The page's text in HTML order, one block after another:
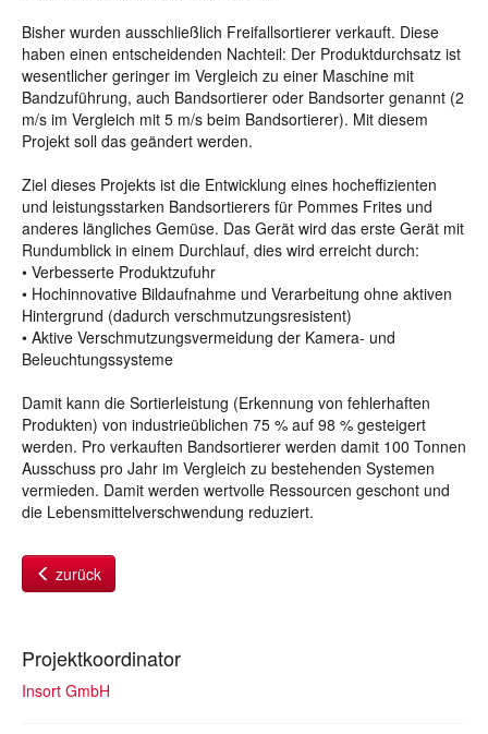
Bisher wurden ausschließlich Freifallsortierer verkauft. Diese
haben einen entscheidenden Nachteil: Der Produktdurchsatz ist
wesentlicher geringer im Vergleich zu einer Maschine mit
Bandzuführung, auch Bandsortierer oder Bandsorter genannt (2
m/s im Vergleich mit 5 m/s beim Bandsortierer). Mit diesem
Projekt soll das geändert werden.
Ziel dieses Projekts ist die Entwicklung eines hocheffizienten
und leistungsstarken Bandsortierers für Pommes Frites und
anderes längliches Gemüse. Das Gerät wird das erste Gerät mit
Rundumblick in einem Durchlauf, dies wird erreicht durch:
• Verbesserte Produktzufuhr
• Hochinnovative Bildaufnahme und Verarbeitung ohne aktiven
Hintergrund (dadurch verschmutzungsresistent)
• Aktive Verschmutzungsvermeidung der Kamera- und
Beleuchtungssysteme
Damit kann die Sortierleistung (Erkennung von fehlerhaften
Produkten) von industrieüblichen 75 % auf 98 % gesteigert
werden. Pro verkauften Bandsortierer werden damit 100 Tonnen
Ausschuss pro Jahr im Vergleich zu bestehenden Systemen
vermieden. Damit werden wertvolle Ressourcen geschont und
die Lebensmittelverschwendung reduziert.
zurück
Projektkoordinator
Insort GmbH